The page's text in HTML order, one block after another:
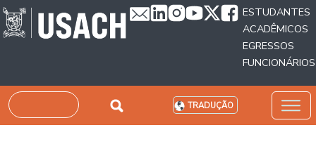
Passar para o conteúdo principal
ESTUDANTES
ACADÊMICOS
EGRESSOS
FUNCIONÁRIOS
Pesquisar TRADUÇÃO